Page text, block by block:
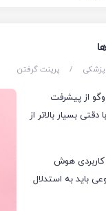
پزشکی / پرینت گرفتن
از پیشرفت
بسیار بالاتر از
کاربردی هوش
باید به استدلال